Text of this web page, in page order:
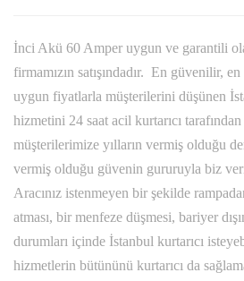
İnci Akü 60 Amper uygun ve garantili
firmamızın satışındadır. En güvenilir,
uygun fiyatlarla müşterilerini düşünen
hizmetini 24 saat acil kurtarıcı
müşterilerimize yılların vermiş olduğu
vermiş olduğu güvenin gururuyla biz
Aracınız istenmeyen bir şekilde
atması, bir menfeze düşmesi, bariyer
durumları içinde İstanbul kurtarıcı
hizmetlerin bütününü kurtarıcı da